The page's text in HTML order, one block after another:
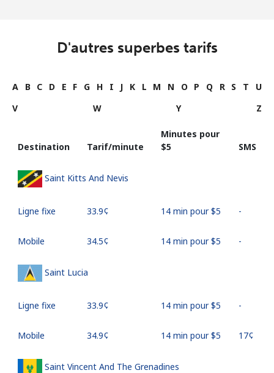
D'autres superbes tarifs
A B C D E F G H I J K L M N O P Q R S T
U
V
W Y Z
Destination Tarif/minute
Minutes pour
⁦$5⁩
SMS
Saint Kitts And Nevis
Ligne fixe ⁦33.9¢⁩ 14 min pour ⁦$5⁩ -
Mobile ⁦34.5¢⁩ 14 min pour ⁦$5⁩ -
Saint Lucia
Ligne fixe ⁦33.9¢⁩ 14 min pour ⁦$5⁩ -
Mobile ⁦34.9¢⁩ 14 min pour ⁦$5⁩ ⁦17¢⁩
Saint Vincent And The Grenadines